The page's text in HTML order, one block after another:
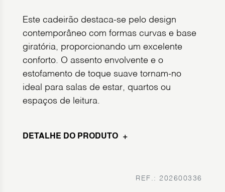
Este cadeirão destaca-se pelo design
contemporâneo com formas curvas e base
giratória, proporcionando um excelente
conforto. O assento envolvente e o
estofamento de toque suave tornam-no
ideal para salas de estar, quartos ou
espaços de leitura.
DETALHE DO PRODUTO
REF.: 202600336